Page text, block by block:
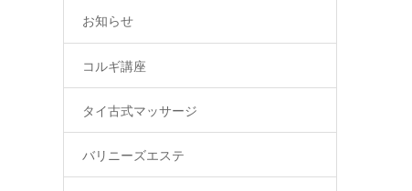
お知らせ
コルギ講座
タイ古式マッサージ
バリニーズエステ